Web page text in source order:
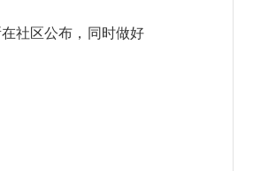
社区公布，同时做好